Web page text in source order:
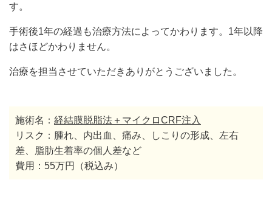
す。
手術後1年の経過も治療方法によってかわります。1年以降
はさほどかわりません。
治療を担当させていただきありがとうございました。
施術名： 経結膜脱脂法＋マイクロCRF注入
リスク：腫れ、内出血、痛み、しこりの形成、左右
差、脂肪生着率の個人差など
費用：55万円（税込み）